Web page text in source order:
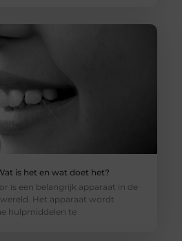
is het en wat doet het?
is een belangrijk apparaat in de
Het apparaat wordt
hulpmiddelen te